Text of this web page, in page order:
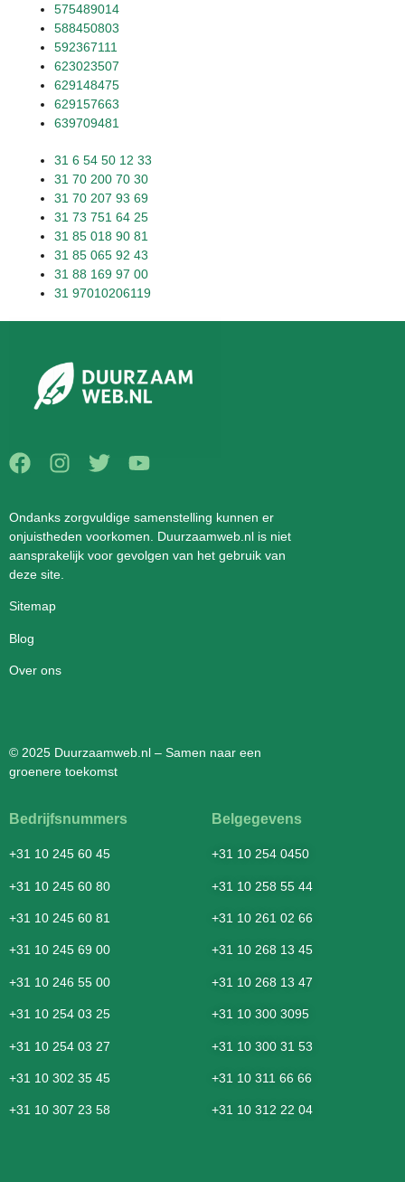
575489014
588450803
592367111
623023507
629148475
629157663
639709481
31 6 54 50 12 33
31 70 200 70 30
31 70 207 93 69
31 73 751 64 25
31 85 018 90 81
31 85 065 92 43
31 88 169 97 00
31 97010206119
Ondanks zorgvuldige samenstelling kunnen er
onjuistheden voorkomen. Duurzaamweb.nl is niet
aansprakelijk voor gevolgen van het gebruik van
deze site.
Sitemap
Blog
Over ons
© 2025 Duurzaamweb.nl – Samen naar een
groenere toekomst
Bedrijfsnummers
+31 10 245 60 45
+31 10 245 60 80
+31 10 245 60 81
+31 10 245 69 00
+31 10 246 55 00
+31 10 254 03 25
+31 10 254 03 27
+31 10 302 35 45
+31 10 307 23 58
Belgegevens
+31 10 254 0450
+31 10 258 55 44
+31 10 261 02 66
+31 10 268 13 45
+31 10 268 13 47
+31 10 300 3095
+31 10 300 31 53
+31 10 311 66 66
+31 10 312 22 04